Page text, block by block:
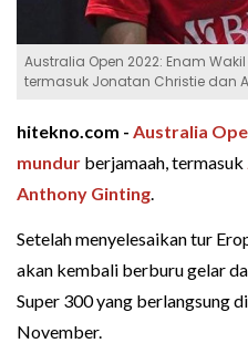
Australia Open 2022: Enam
termasuk Jonatan Christie dan
hitekno.com - Australia
mundur berjamaah, termasuk
Anthony Ginting.
Setelah menyelesaikan tur
akan kembali berburu gelar
Super 300 yang berlangsung
November.